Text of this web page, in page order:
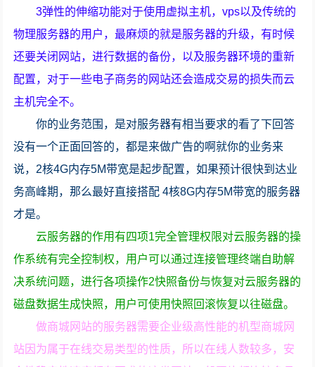
3弹性的伸缩功能对于使用虚拟主机，vps以及传统的
物理服务器的用户，最麻烦的就是服务器的升级，有时候
还要关闭网站，进行数据的备份，以及服务器环境的重新
配置，对于一些电子商务的网站还会造成交易的损失而云
主机完全不。
你的业务范围，是对服务器有相当要求的看了下回答
没有一个正面回答的，都是来做广告的啊就你的业务来
说，2核4G内存5M带宽是起步配置，如果预计很快到达业
务高峰期，那么最好直接搭配 4核8G内存5M带宽的服务器
才是。
云服务器的作用有四项1完全管理权限对云服务器的操
作系统有完全控制权，用户可以通过连接管理终端自助解
决系统问题，进行各项操作2快照备份与恢复对云服务器的
磁盘数据生成快照，用户可使用快照回滚恢复以往磁盘。
做商城网站的服务器需要企业级高性能的机型商城网
站因为属于在线交易类型的性质，所以在线人数较多，安